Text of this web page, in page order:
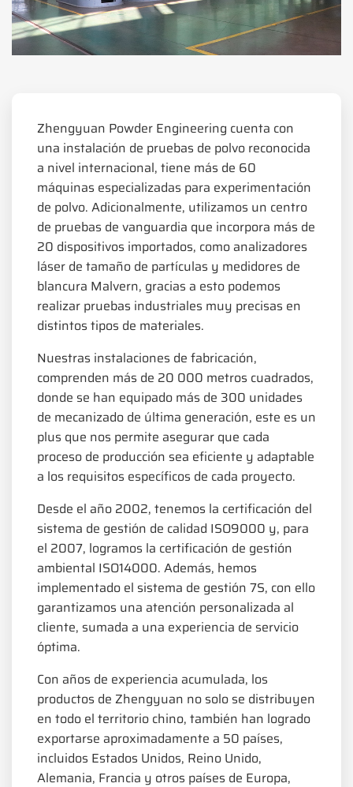
Zhengyuan Powder Engineering cuenta con
una instalación de pruebas de polvo reconocida
a nivel internacional, tiene más de 60
máquinas especializadas para experimentación
de polvo. Adicionalmente, utilizamos un centro
de pruebas de vanguardia que incorpora más de
20 dispositivos importados, como analizadores
láser de tamaño de partículas y medidores de
blancura Malvern, gracias a esto podemos
realizar pruebas industriales muy precisas en
distintos tipos de materiales.
Nuestras instalaciones de fabricación,
comprenden más de 20 000 metros cuadrados,
donde se han equipado más de 300 unidades
de mecanizado de última generación, este es un
plus que nos permite asegurar que cada
proceso de producción sea eficiente y adaptable
a los requisitos específicos de cada proyecto.
Desde el año 2002, tenemos la certificación del
sistema de gestión de calidad ISO9000 y, para
el 2007, logramos la certificación de gestión
ambiental ISO14000. Además, hemos
implementado el sistema de gestión 7S, con ello
garantizamos una atención personalizada al
cliente, sumada a una experiencia de servicio
óptima.
Con años de experiencia acumulada, los
productos de Zhengyuan no solo se distribuyen
en todo el territorio chino, también han logrado
exportarse aproximadamente a 50 países,
incluidos Estados Unidos, Reino Unido,
Alemania, Francia y otros países de Europa,